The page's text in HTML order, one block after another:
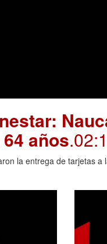
años
la entrega de tarjetas a